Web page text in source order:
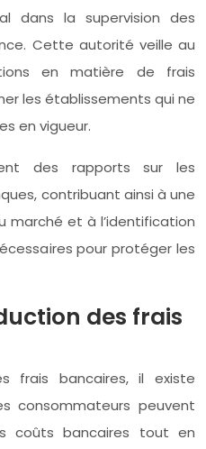
dans la supervision des
Cette autorité veille au
en matière de frais
les établissements qui ne
en vigueur.
des rapports sur les
contribuant ainsi à une
marché et à l’identification
pour protéger les
des frais
frais bancaires, il existe
consommateurs peuvent
coûts bancaires tout en